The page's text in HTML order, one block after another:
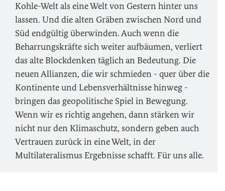
Kohle-Welt als eine Welt von Gestern hinter uns
lassen. Und die alten Gräben zwischen Nord und
Süd endgültig überwinden. Auch wenn die
Beharrungskräfte sich weiter aufbäumen, verliert
das alte Blockdenken täglich an Bedeutung. Die
neuen Allianzen, die wir schmieden - quer über die
Kontinente und Lebensverhältnisse hinweg -
bringen das geopolitische Spiel in Bewegung.
Wenn wir es richtig angehen, dann stärken wir
nicht nur den Klimaschutz, sondern geben auch
Vertrauen zurück in eine Welt, in der
Multilateralismus Ergebnisse schafft. Für uns alle.